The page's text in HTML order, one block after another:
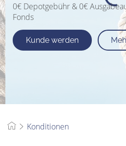
0€ Depotgebühr & 0€
Fonds
Kunde werden
Konditionen